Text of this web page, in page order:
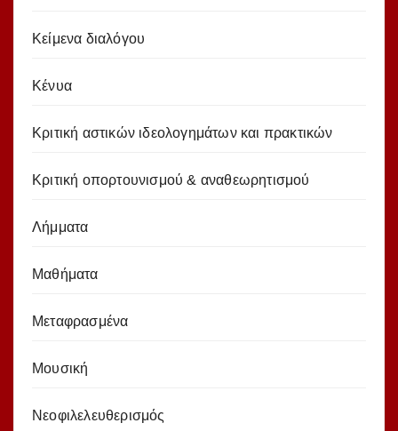
Κείμενα διαλόγου
Κένυα
Κριτική αστικών ιδεολογημάτων και πρακτικών
Κριτική οπορτουνισμού & αναθεωρητισμού
Λήμματα
Μαθήματα
Μεταφρασμένα
Μουσική
Νεοφιλελευθερισμός